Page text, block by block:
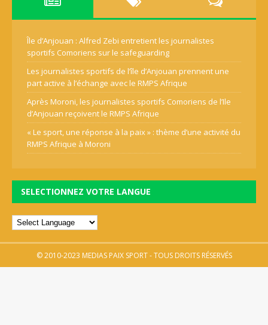
Île d’Anjouan : Alfred Zebi entretient les journalistes
sportifs Comoriens sur le safeguarding
Les journalistes sportifs de l’île d’Anjouan prennent une
part active à l’échange avec le RMPS Afrique
Après Moroni, les journalistes sportifs Comoriens de l’Ile
d’Anjouan reçoivent le RMPS Afrique
« Le sport, une réponse à la paix » : thème d’une activité du
RMPS Afrique à Moroni
SELECTIONNEZ VOTRE LANGUE
© 2010-2023 MEDIAS PAIX SPORT - TOUS DROITS RÉSERVÉS